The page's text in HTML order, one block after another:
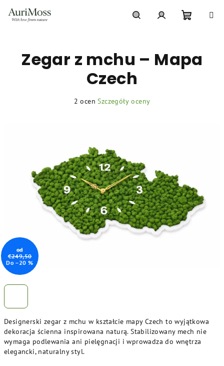
się
Designerski zegar z mchu w kształcie mapy Czech to wyjątkowa
dekoracja ścienna inspirowana naturą. Stabilizowany mech nie
wymaga podlewania ani pielęgnacji i wprowadza do wnętrza
elegancki, naturalny styl.
Zegar z mchu – Mapa
Czech
Średnia
5
gwiazdek.
2 ocen Szczegóły oceny
od
€249,50
Do –20 %